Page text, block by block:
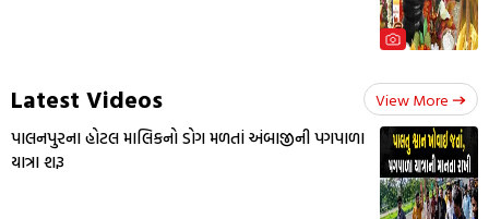
Latest Videos View More
પાલનપુરના હોટલ માલિકનો ડોગ મળતાં અંબાજીની પગપાળા
યાત્રા શરૂ